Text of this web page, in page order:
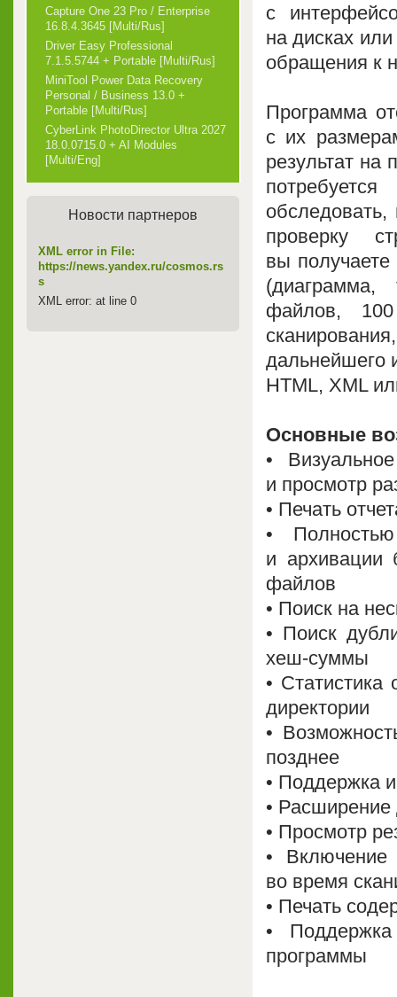
с
на дисках
обращения к
Программа
с их
результат на
проверку
вы
(диаграмма,
файлов,
дальнейшего
HTML, XML
Основные
•
и просмотр
• Печать
•
и архивации
файлов
• Поиск на
• Поиск
хеш-суммы
•
директории
•
позднее
• Поддержка
•
• Просмотр
•
во время
• Печать
•
программы
Capture One 23 Pro / Enterprise
16.8.4.3645 [Multi/Rus]
Driver Easy Professional
7.1.5.5744 + Portable [Multi/Rus]
MiniTool Power Data Recovery
Personal / Business 13.0 +
Portable [Multi/Rus]
CyberLink PhotoDirector Ultra 2027
18.0.0715.0 + AI Modules
[Multi/Eng]
Новости партнеров
XML error in File:
https://news.yandex.ru/cosmos.rs
s
XML error: at line 0